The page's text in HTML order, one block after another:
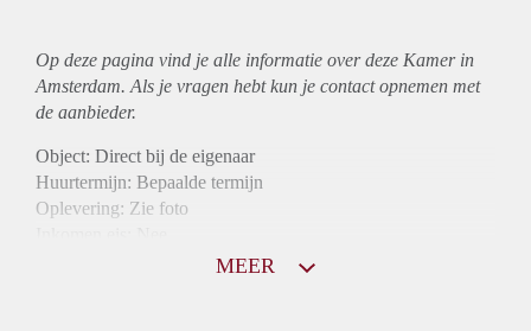
Op deze pagina vind je alle informatie over deze Kamer in
Amsterdam. Als je vragen hebt kun je contact opnemen met
de aanbieder.
Object: Direct bij de eigenaar
Huurtermijn: Bepaalde termijn
Oplevering: Zie foto
MEER